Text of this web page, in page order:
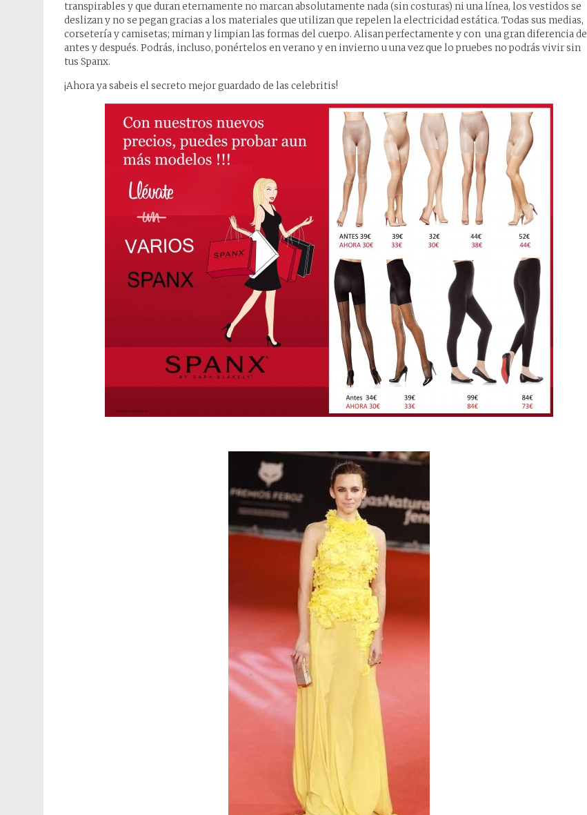
transpirables y que duran eternamente no marcan absolutamente nada (sin costuras) ni una línea, los vestidos se
deslizan y no se pegan gracias a los materiales que utilizan que repelen la electricidad estática. Todas sus medias,
corsetería y camisetas; miman y limpian las formas del cuerpo. Alisan perfectamente y con una gran diferencia de
antes y después. Podrás, incluso, ponértelos en verano y en invierno u una vez que lo pruebes no podrás vivir sin
tus Spanx.
¡Ahora ya sabeis el secreto mejor guardado de las celebritis!